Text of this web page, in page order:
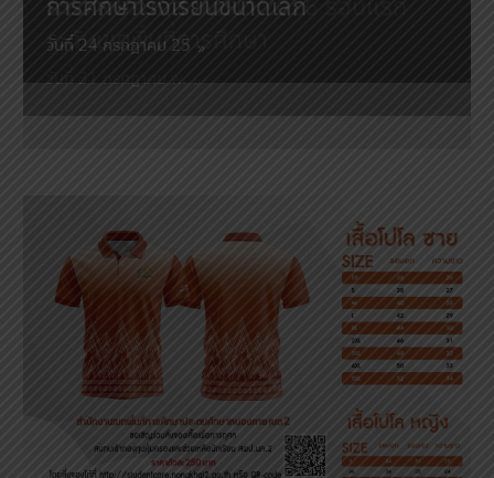
ห่างไกลยาเสพติด
วันที่ 4 สิงหาคม 256
ระหว่างประเทศ IMSO 2026 รอบแรก
ระดับเขตพื้นที่การศึกษา
วันที่ 31 กรกฎาคม พ.
การศึกษาโรงเรียนขนาดเล็ก
วันที่ 24 กรกฎาคม 25
และแนวทางส่งเสริมความโปร่งใสภายใน
สำนักงานเขตฯ (OIT+) ประจำปีงบประมาณ
พ.ศ. 2569
วันที่ 23 กรกฎาคม พ.
ค่านิยมความซื่อสัตย์สุจริต ด้วยเทคโนโลยี
ปัญญาประดิษฐ์ (AI)” พร้อมเวทีเสวนาแลก
เปลี่ยนเรียนรู้
วันที่ 23 กรกฎาคม พ.
พระราชทาน ประจำปี 2569
วันที่ 22 กรกฎาคม พ.